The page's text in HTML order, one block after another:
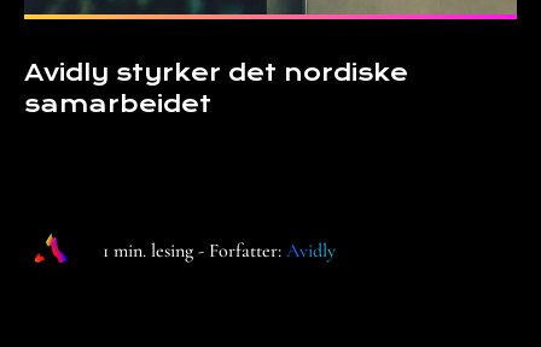
Avidly styrker det nordiske
samarbeidet
1 min. lesing - Forfatter: Avidly